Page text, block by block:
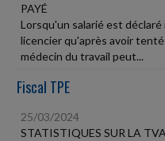
PAYÉ
Lorsqu'un salarié est
licencier qu'après avoir
médecin du travail peut...
Fiscal TPE
25/03/2024
STATISTIQUES SUR LA